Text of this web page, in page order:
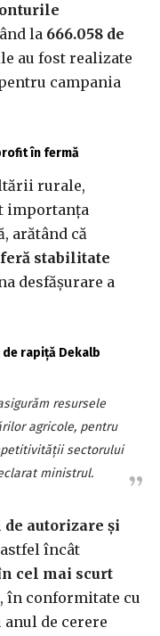
la 666.058 de
au fost realizate
campania
în fermă
rurale,
importanţa
arătând că
stabilitate
desfăşurare a
rapiță Dekalb
resursele
agricole, pentru
sectorului
ministrul.
de autorizare şi
încât
cel mai scurt
, în conformitate cu
de cerere